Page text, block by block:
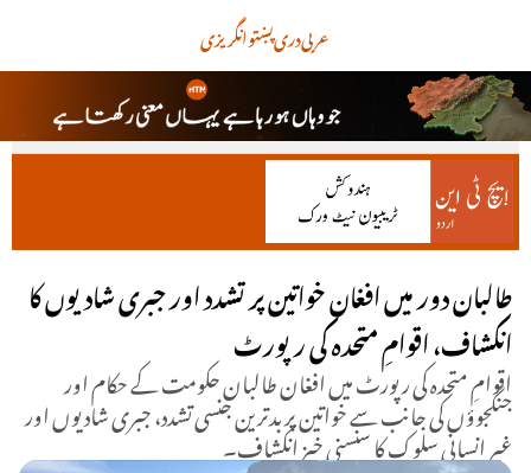
انگریزیپښتودریعربی
طالبان دور میں افغان خواتین پر تشدد اور جبری شادیوں کا
انکشاف، اقوامِ متحدہ کی رپورٹ
اقوامِ متحدہ کی رپورٹ میں افغان طالبان حکومت کے حکام اور
جنگجوؤں کی جانب سے خواتین پر بدترین جنسی تشدد، جبری شادیوں اور
غیر انسانی سلوک کا سنسنی خیز انکشاف۔